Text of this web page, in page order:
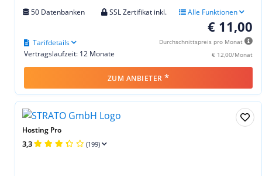
50 Datenbanken SSL Zertifikat inkl. Alle Funktionen
€ 11,00
Durchschnittspreis pro Monat
€ 12,00/Monat
Vertragslaufzeit: 12 Monate
Tarifdetails
ZUM ANBIETER *
Hosting Pro
3,3 (199)